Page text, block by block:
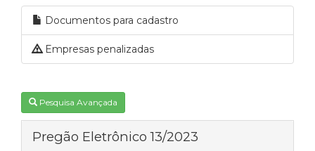
Documentos para cadastro
Empresas penalizadas
Pesquisa Avançada
Pregão Eletrônico 13/2023